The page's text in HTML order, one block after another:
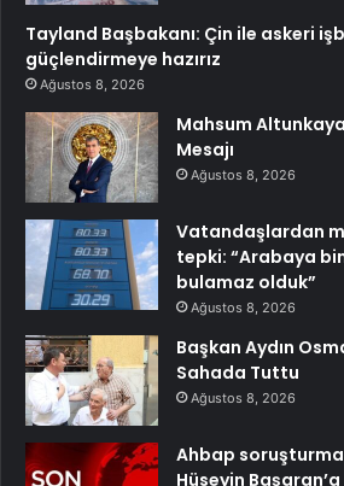
Tayland Başbakanı: Çin ile askeri
güçlendirmeye hazırız
Ağustos 8, 2026
Mahsum
Mesajı
Ağustos 8, 2026
Vatandaşlardan
tepki: “Arabaya
bulamaz olduk”
Ağustos 8, 2026
Başkan Aydın
Sahada Tuttu
Ağustos 8, 2026
Ahbap
Hüseyin